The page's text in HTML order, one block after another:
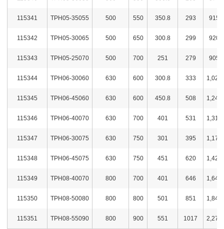
115341 TPH05-35055 500 550 350.8 293
115342 TPH05-30065 500 650 300.8 299
115343 TPH05-25070 500 700 251 279
115344 TPH06-30060 630 600 300.8 333
115345 TPH06-45060 630 600 450.8 508
115346 TPH06-40070 630 700 401 531
115347 TPH06-30075 630 750 301 395
115348 TPH06-45075 630 750 451 620
115349 TPH08-40070 800 700 401 646
115350 TPH08-50080 800 800 501 851
115351 TPH08-55090 800 900 551 1017